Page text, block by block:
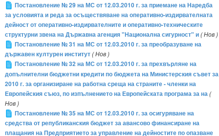
Постановление № 29 на МС от 12.03.2010 г. за приемане на Наредба
за условията и реда за осъществяване на оперативно-издирвателната
дейност от оперативно-издирвателните и оперативно-техническите
структурни звена на Държавна агенция "Национална сигурност" и( Нов )
Постановление № 31 на МС от 12.03.2010 г. за преобразуване на
държавен културен институт( Нов )
Постановление № 32 на МС от 12.03.2010 г. за прехвърляне на
допълнителни бюджетни кредити по бюджета на Министерския съвет за
2010 г. за организиране на работна среща на страните - членки на
Европейския съюз, по изпълнението на Европейската програма за на(
Нов )
Постановление № 35 на МС от 12.03.2010 г. за осигуряване на
средства от републиканския бюджет за авансово финансиране на
плащания на Предприятието за управление на дейностите по опазване